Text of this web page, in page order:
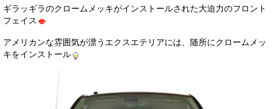
ギラッギラのクロームメッキがインストールされた大迫力のフロント
フェイス
アメリカンな雰囲気が漂うエクスエテリアには、随所にクロームメッ
キをインストール